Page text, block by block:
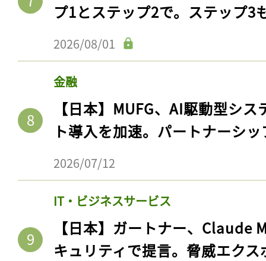
プ1とステップ2で。ステップ3
2026/08/01
金融
【日本】MUFG、AI駆動型シ
ト導入を加速。パートナーシ
2026/07/12
IT・ビジネスサービス
【日本】ガートナー、Claude
キュリティで提言。脅威エク
記事をお気に入りに
ログインが必